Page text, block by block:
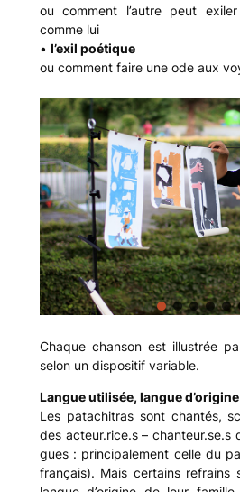
ou comment l’autre peut
comme lui
• l’exil poétique
ou comment faire une ode aux
Chaque chanson est illustrée
selon un dispositif variable.
Langue utilisée, langue
Les patachitras sont chantés,
des acteur.rice.s – chanteur.se.s
gues : principalement celle du
français). Mais certains refrains